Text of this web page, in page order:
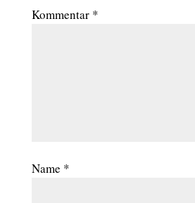
Kommentar *
Name *